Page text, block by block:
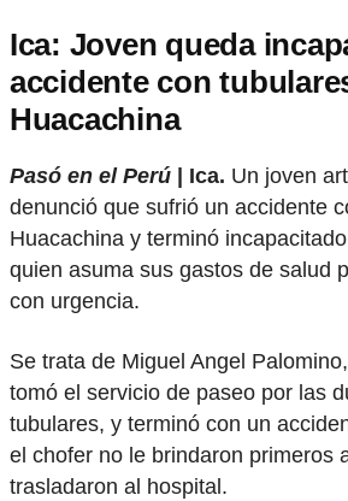
Ica: Joven queda
accidente con
Huacachina
Pasó en el Perú | Ica. Un joven
denunció que sufrió un accidente
Huacachina y terminó
quien asuma sus gastos de salud
con urgencia.
Se trata de Miguel Angel
tomó el servicio de paseo por las
tubulares, y terminó con un
el chofer no le brindaron primeros
trasladaron al hospital.